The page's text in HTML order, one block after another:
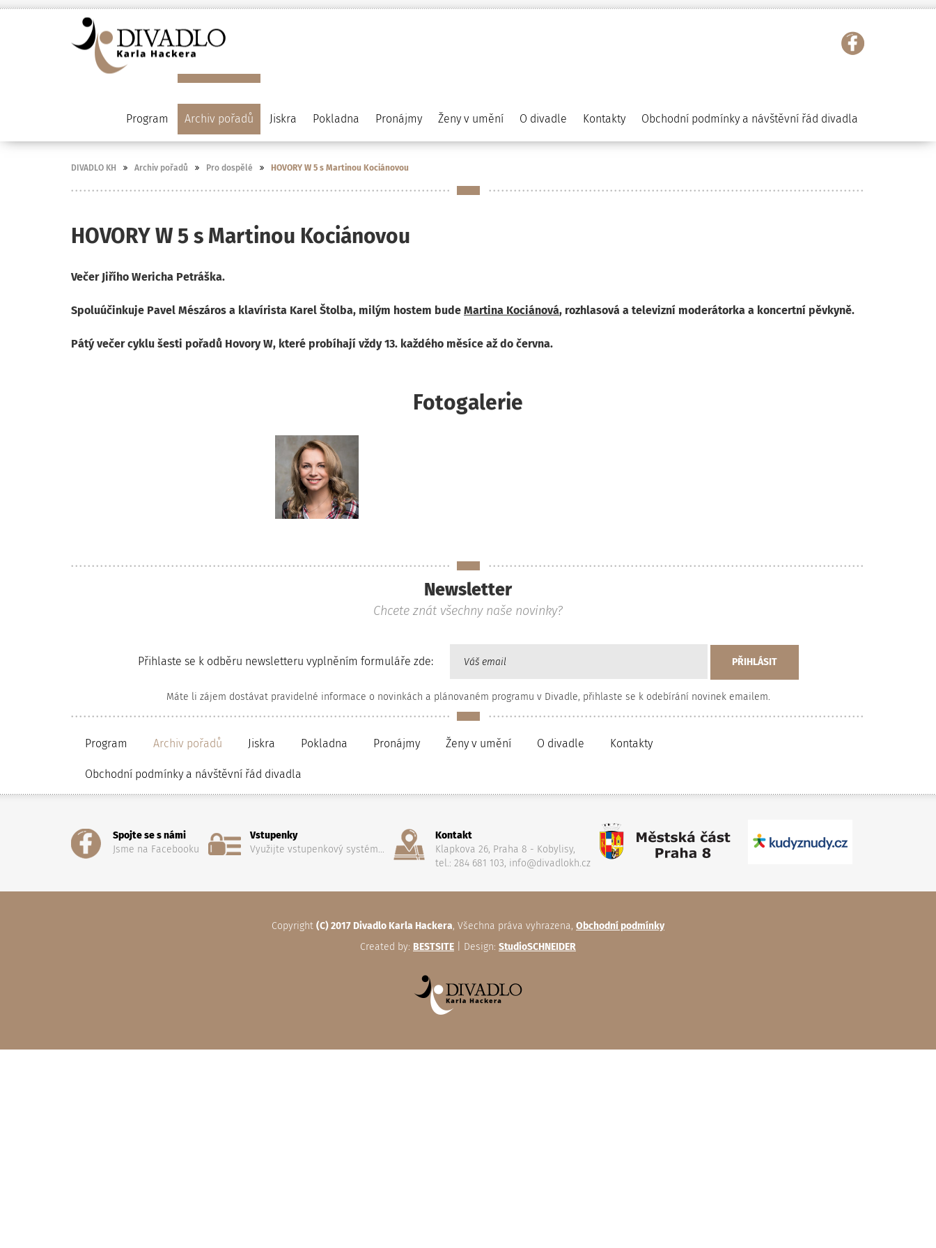
Program Archiv pořadů Jiskra Pokladna Pronájmy Ženy v umění O divadle Kontakty Obchodní podmínky a návštěvní řád divadla
DIVADLO KH Archiv pořadů Pro dospělé HOVORY W 5 s Martinou Kociánovou
HOVORY W 5 s Martinou Kociánovou
Večer Jiřího Wericha Petráška.
Spoluúčinkuje Pavel Mészáros a klavírista Karel Štolba, milým hostem bude Martina Kociánová, rozhlasová a televizní moderátorka a koncertní pěvkyně.
Pátý večer cyklu šesti pořadů Hovory W, které probíhají vždy 13. každého měsíce až do června.
Fotogalerie
Newsletter
Chcete znát všechny naše novinky?
Přihlaste se k odběru newsletteru vyplněním formuláře zde:
Máte li zájem dostávat pravidelné informace o novinkách a plánovaném programu v Divadle, přihlaste se k odebírání novinek emailem.
Program Archiv pořadů Jiskra Pokladna Pronájmy Ženy v umění O divadle Kontakty
Obchodní podmínky a návštěvní řád divadla
Spojte se s námi
Jsme na Facebooku
Vstupenky
Využijte vstupenkový systém...
Kontakt
Klapkova 26, Praha 8 - Kobylisy,
tel.: 284 681 103, info@divadlokh.cz
Copyright (C) 2017 Divadlo Karla Hackera, Všechna práva vyhrazena, Obchodní podmínky
Created by: BESTSITE | Design: StudioSCHNEIDER